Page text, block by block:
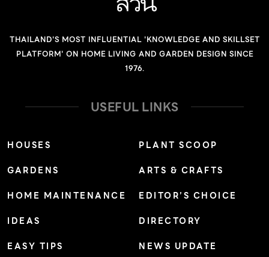
THAILAND'S MOST INFLUENTIAL 'KNOWLEDGE AND SKILLSET
PLATFORM' ON HOME LIVING AND GARDEN DESIGN SINCE
1976.
USEFUL LINKS
HOUSES
GARDENS
HOME MAINTENANCE
IDEAS
EASY TIPS
PLANT SCOOP
ARTS & CRAFTS
EDITOR’S CHOICE
DIRECTORY
NEWS UPDATE